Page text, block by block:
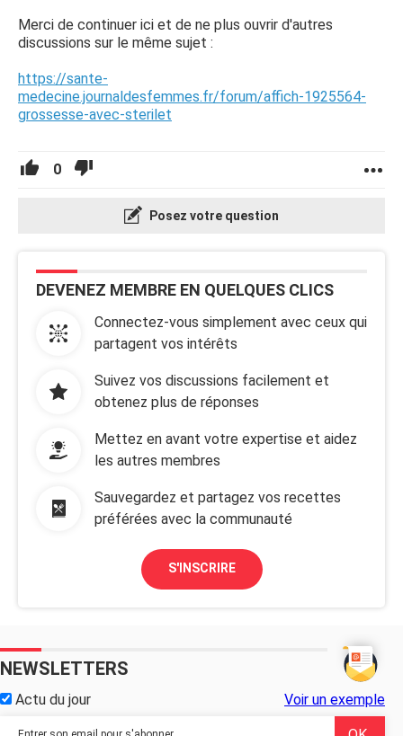
Merci de continuer ici et de ne plus ouvrir d'autres
discussions sur le même sujet :
https://sante-
medecine.journaldesfemmes.fr/forum/affich-1925564-
grossesse-avec-sterilet
0
Posez votre question
DEVENEZ MEMBRE EN QUELQUES CLICS
Connectez-vous simplement avec ceux qui
partagent vos intérêts
Suivez vos discussions facilement et
obtenez plus de réponses
Mettez en avant votre expertise et aidez
les autres membres
Sauvegardez et partagez vos recettes
préférées avec la communauté
S'INSCRIRE
NEWSLETTERS
Actu du jour Voir un exemple